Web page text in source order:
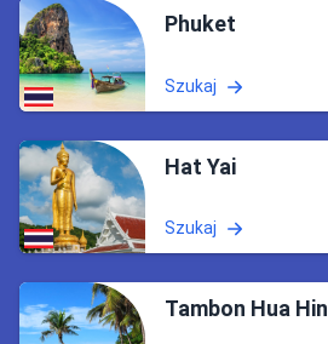
Phuket
Szukaj
Hat Yai
Szukaj
Tambon Hua Hin